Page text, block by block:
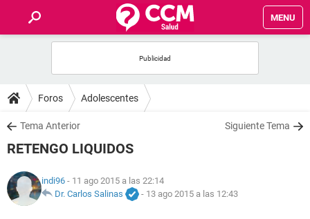
MENU
FOROS
SALUD
NUTRICIÓN
Foros Adolescentes
Tema Anterior Siguiente Tema
RETENGO LIQUIDOS
indi96 - 11 ago 2015 a las 22:14
Dr. Carlos Salinas
- 13 ago 2015 a las 12:43